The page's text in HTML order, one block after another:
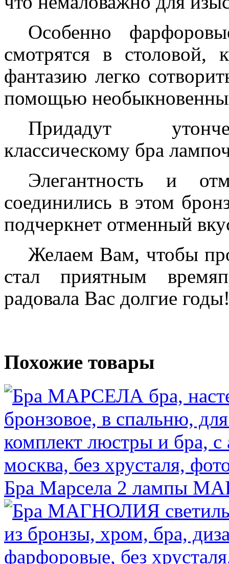
Особенно
смотрятся в столовой,
фантазию легко
помощью
Придадут
классическому бра
Элегантность и
соединились в этом
подчеркнет отменный
Желаем Вам, чтобы
стал приятным
радовала Вас долгие
Похожие товары
Бра Марсела 2 лампы